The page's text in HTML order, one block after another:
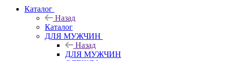
Каталог
Назад
Каталог
ДЛЯ МУЖЧИН
Назад
ДЛЯ МУЖЧИН